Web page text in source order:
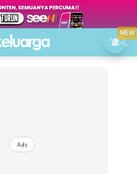
Ads
NEW